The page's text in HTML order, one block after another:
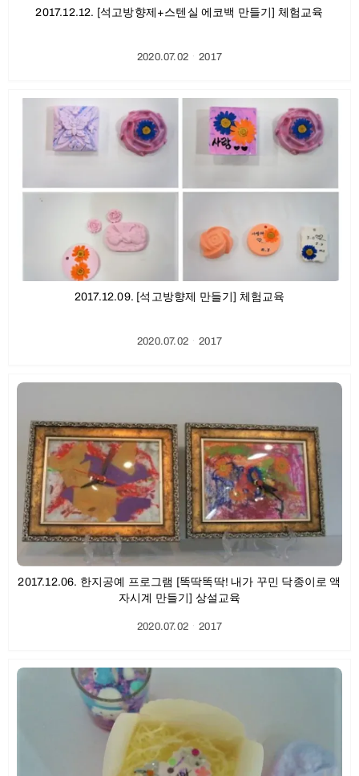
2017.12.12. [석고방향제+스텐실 에코백 만들기] 체험교육
2020.07.02ㆍ2017
2017.12.09. [석고방향제 만들기] 체험교육
2020.07.02ㆍ2017
2017.12.06. 한지공예 프로그램 [똑딱똑딱! 내가 꾸민 닥종이로 액
자시계 만들기] 상설교육
2020.07.02ㆍ2017